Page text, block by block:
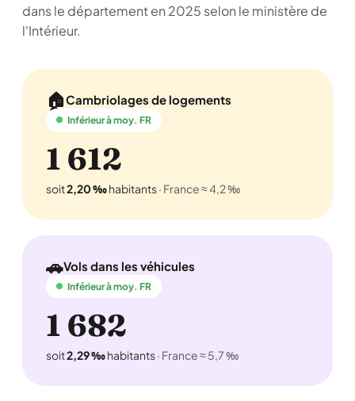
dans le département en 2025 selon le ministère de
l'Intérieur.
🏠Cambriolages de logements
Inférieur à moy. FR
1 612
soit2,20 ‰habitants· France ≈ 4,2 ‰
🚗Vols dans les véhicules
Inférieur à moy. FR
1 682
soit2,29 ‰habitants· France ≈ 5,7 ‰